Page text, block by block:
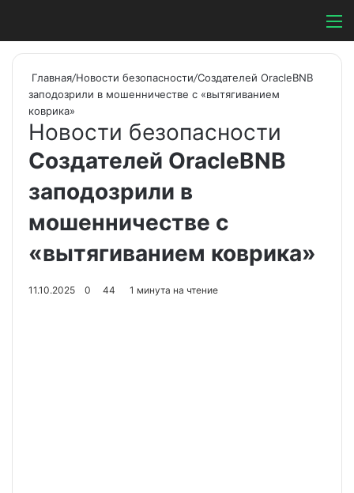
Switch skin
Главная/Новости безопасности/Создателей OracleBNB
заподозрили в мошенничестве с «вытягиванием
коврика»
Новости безопасности
Создателей OracleBNB
заподозрили в
мошенничестве с
«вытягиванием коврика»
11.10.2025 0 44 1 минута на чтение